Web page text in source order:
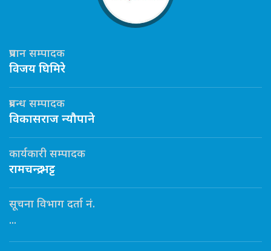
प्रधान सम्पादक
विजय घिमिरे
प्रबन्ध सम्पादक
विकासराज न्यौपाने
कार्यकारी सम्पादक
रामचन्द्र भट्ट
सूचना विभाग दर्ता नं.
...